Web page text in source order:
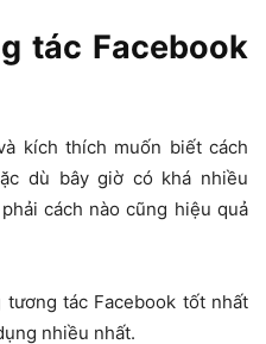
tác Facebook
kích thích muốn biết cách
dù bây giờ có khá nhiều
cách nào cũng hiệu quả
tác Facebook tốt nhất
nhiều nhất.